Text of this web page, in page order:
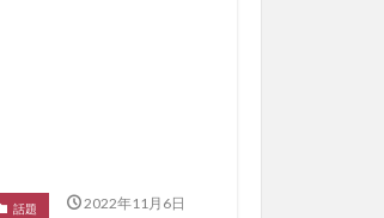
話題 2022年11月6日